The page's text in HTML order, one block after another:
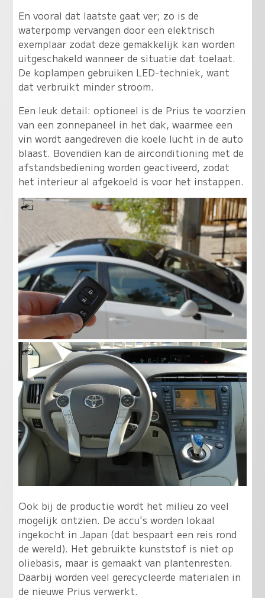
En vooral dat laatste gaat ver; zo is de
waterpomp vervangen door een elektrisch
exemplaar zodat deze gemakkelijk kan worden
uitgeschakeld wanneer de situatie dat toelaat.
De koplampen gebruiken LED-techniek, want
dat verbruikt minder stroom.
Een leuk detail: optioneel is de Prius te voorzien
van een zonnepaneel in het dak, waarmee een
vin wordt aangedreven die koele lucht in de auto
blaast. Bovendien kan de airconditioning met de
afstandsbediening worden geactiveerd, zodat
het interieur al afgekoeld is voor het instappen.
Ook bij de productie wordt het milieu zo veel
mogelijk ontzien. De accu's worden lokaal
ingekocht in Japan (dat bespaart een reis rond
de wereld). Het gebruikte kunststof is niet op
oliebasis, maar is gemaakt van plantenresten.
Daarbij worden veel gerecycleerde materialen in
de nieuwe Prius verwerkt.